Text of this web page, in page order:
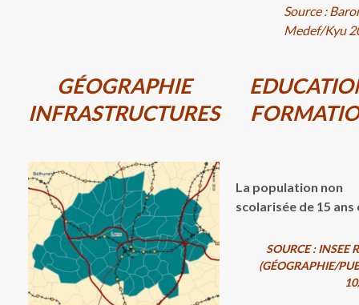
Source:
Medef/Kyu
GÉOGRAPHIE
INFRASTRUCTURES
La population non
scolarisée de 15 ans
SOURCE : INSEE
(GÉOGRAPHIE/